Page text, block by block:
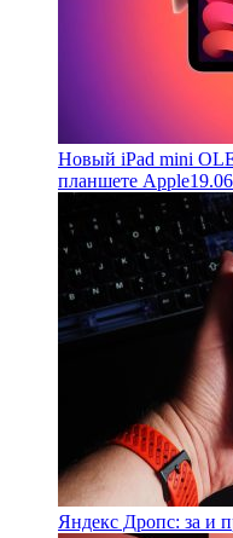
Новый iPad mini
планшете Apple
Яндекс Дропс: за и